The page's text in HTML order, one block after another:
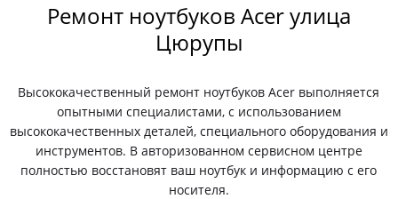
Ремонт ноутбуков Acer улица
Цюрупы
Высококачественный ремонт ноутбуков Acer выполняется
опытными специалистами, с использованием
высококачественных деталей, специального оборудования и
инструментов. В авторизованном сервисном центре
полностью восстановят ваш ноутбук и информацию с его
носителя.